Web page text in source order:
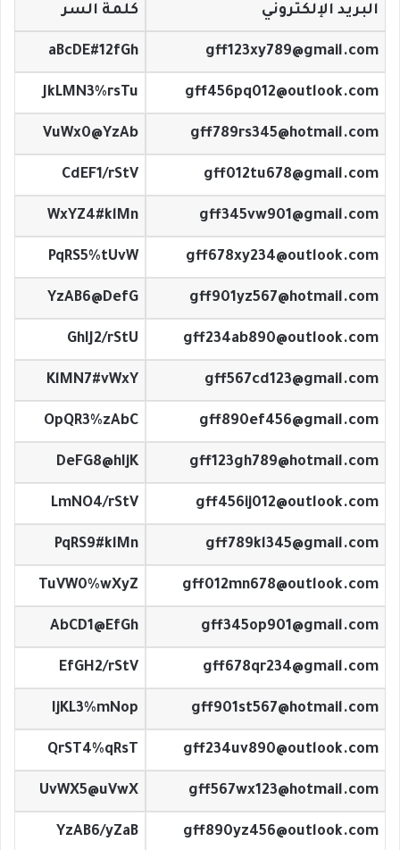
البريد الإلكتروني كلمة السر
gff123xy789@gmail.com
aBcDE#12fGh
gff456pq012@outlook.com
JkLMN3%rsTu
gff789rs345@hotmail.com
VuWx0@YzAb
gff012tu678@gmail.com
CdEF1/rStV
gff345vw901@gmail.com
WxYZ4#klMn
gff678xy234@outlook.com
PqRS5%tUvW
gff901yz567@hotmail.com
YzAB6@DefG
gff234ab890@outlook.com
GhIJ2/rStU
gff567cd123@gmail.com
KlMN7#vWxY
gff890ef456@gmail.com
OpQR3%zAbC
gff123gh789@hotmail.com
DeFG8@hIjK
gff456ij012@outlook.com
LmNO4/rStV
gff789kl345@gmail.com
PqRS9#klMn
gff012mn678@outlook.com
TuVW0%wXyZ
gff345op901@gmail.com
AbCD1@EfGh
gff678qr234@gmail.com
EfGH2/rStV
gff901st567@hotmail.com
IjKL3%mNop
gff234uv890@outlook.com
QrST4%qRsT
gff567wx123@hotmail.com
UvWX5@uVwX
gff890yz456@outlook.com
YzAB6/yZaB